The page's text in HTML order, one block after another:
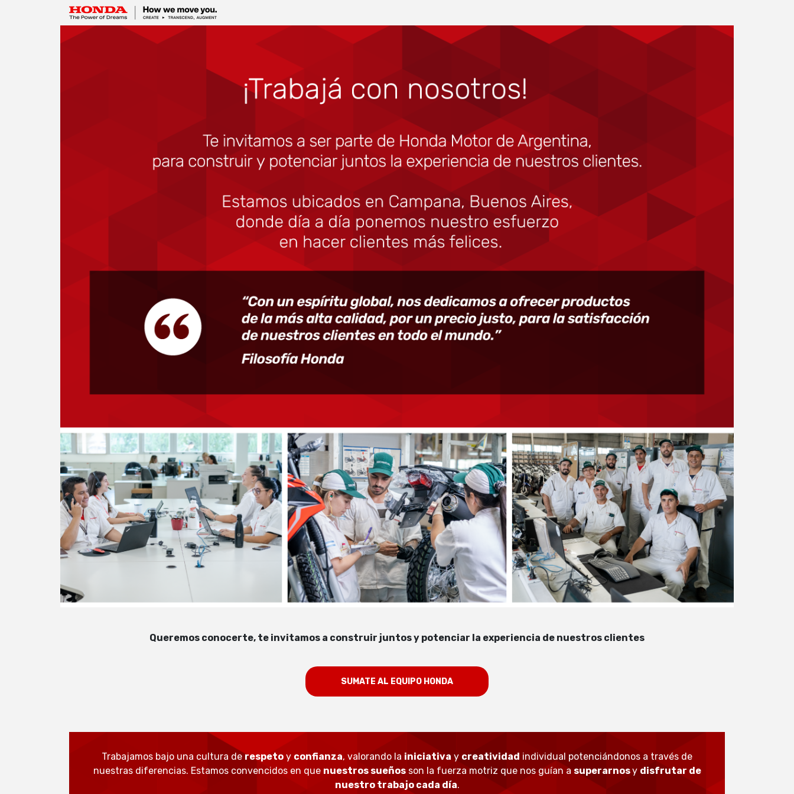
Queremos conocerte, te invitamos a construir juntos y potenciar la experiencia de nuestros clientes
SUMATE AL EQUIPO HONDA
Trabajamos bajo una cultura derespeto y confianza, valorando la iniciativa y creatividad individual potenciándonos a través de
nuestras diferencias. Estamos convencidos en que nuestros sueñosson la fuerza motriz que nos guían asuperarnosy disfrutar de
nuestro trabajo cada día.